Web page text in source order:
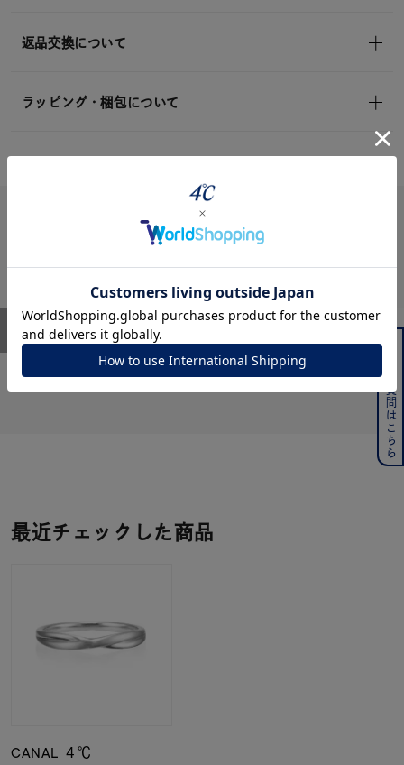
返品交換について
ラッピング・梱包について
ユーザーレビュー
最近チェックした商品
CANAL ４℃
よくある質問はこちら